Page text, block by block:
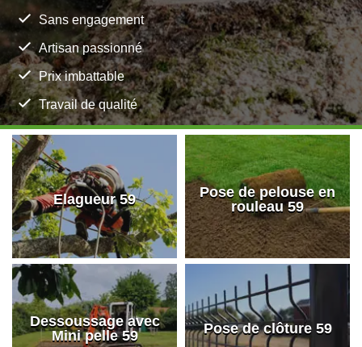
Sans engagement
Artisan passionné
Prix imbattable
Travail de qualité
Elagueur 59
Pose de pelouse en
rouleau 59
Dessoussage avec
Mini pelle 59
Pose de clôture 59